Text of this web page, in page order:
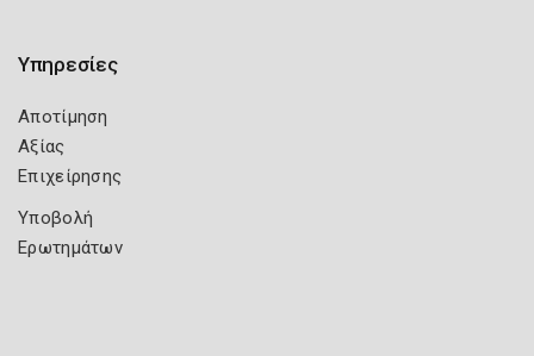
Υπηρεσίες
Αποτίμηση
Αξίας
Επιχείρησης
Υποβολή
Ερωτημάτων